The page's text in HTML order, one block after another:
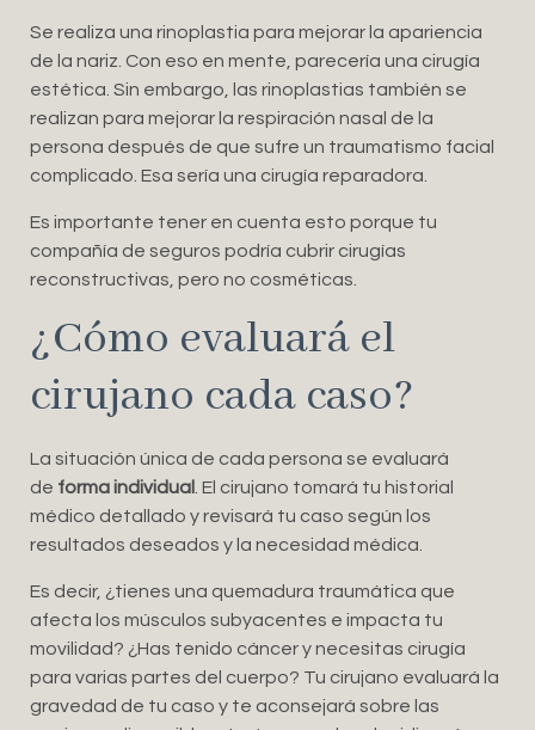
Se realiza una rinoplastia para mejorar la apariencia
de la nariz. Con eso en mente, parecería una cirugía
estética. Sin embargo, las rinoplastias también se
realizan para mejorar la respiración nasal de la
persona después de que sufre un traumatismo facial
complicado. Esa sería una cirugía reparadora.
Es importante tener en cuenta esto porque tu
compañía de seguros podría cubrir cirugías
reconstructivas, pero no cosméticas.
¿Cómo evaluará el
cirujano cada caso?
La situación única de cada persona se evaluará
de forma individual . El cirujano tomará tu historial
médico detallado y revisará tu caso según los
resultados deseados y la necesidad médica.
Es decir, ¿tienes una quemadura traumática que
afecta los músculos subyacentes e impacta tu
movilidad? ¿Has tenido cáncer y necesitas cirugía
para varias partes del cuerpo? Tu cirujano evaluará la
gravedad de tu caso y te aconsejará sobre las